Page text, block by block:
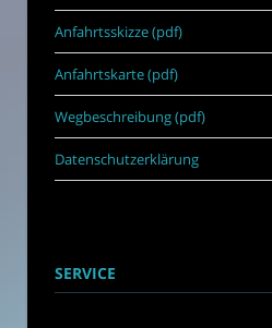
Anfahrtsskizze (pdf)
Anfahrtskarte (pdf)
Wegbeschreibung (pdf)
Datenschutzerklärung
SERVICE